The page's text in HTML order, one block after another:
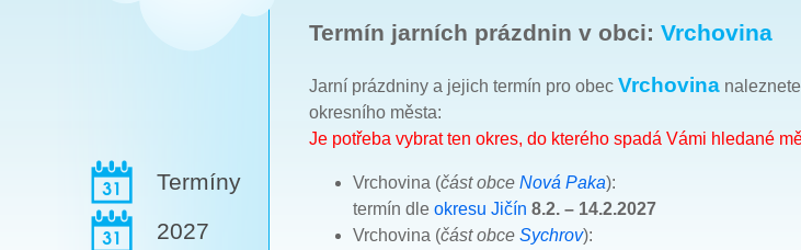
Termíny
2027
Termín jarních prázdnin v obci: Vrchovina
Jarní prázdniny a jejich termín pro obec Vrchovina
okresního města:
Je potřeba vybrat ten okres, do kterého spadá Vámi hledané
Vrchovina (část obce Nová Paka):
termín dle okresu Jičín 8.2. – 14.2.2027
Vrchovina (část obce Sychrov):